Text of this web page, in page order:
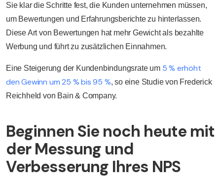
Sie klar die Schritte fest, die Kunden unternehmen müssen,
um Bewertungen und Erfahrungsberichte zu hinterlassen.
Diese Art von Bewertungen hat mehr Gewicht als bezahlte
Werbung und führt zu zusätzlichen Einnahmen.
Eine Steigerung der Kundenbindungsrate um 5 % erhöht
den Gewinn um 25 % bis 95 %, so eine Studie von Frederick
Reichheld von Bain & Company.
Beginnen Sie noch heute mit
der Messung und
Verbesserung Ihres NPS